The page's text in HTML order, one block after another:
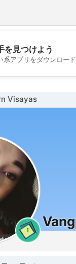
💖
を見つけよう
系アプリをダウンロード
Visayas
1